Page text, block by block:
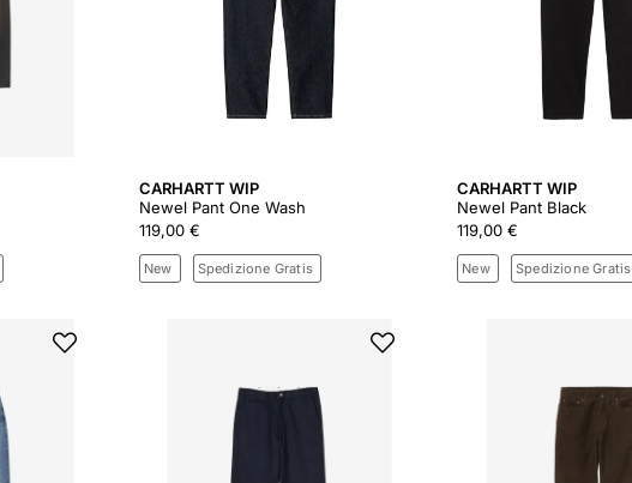
CARHARTT WIP
Newel Pant One Wash
119,00 €
New Spedizione Gratis
CARHARTT WIP
Newel Pant Black
119,00 €
New Spedizione Gratis